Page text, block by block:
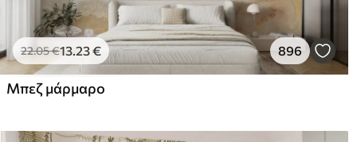
22.05€13.23€ 896
Μπεζ μάρμαρο